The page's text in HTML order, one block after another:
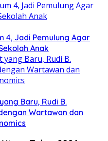
4, Jadi Pemulung Agar
Anak
Baru, Rudi B.
Wartawan dan